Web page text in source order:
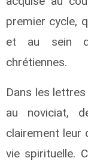
premier cycle,
et au sein
chrétiennes.
Dans les
au noviciat,
clairement leur
vie spirituelle.